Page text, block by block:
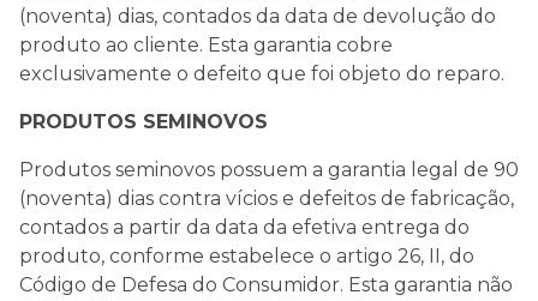
(noventa) dias, contados da data de devolução do
produto ao cliente. Esta garantia cobre
exclusivamente o defeito que foi objeto do reparo.
PRODUTOS SEMINOVOS
Produtos seminovos possuem a garantia legal de 90
(noventa) dias contra vícios e defeitos de fabricação,
contados a partir da data da efetiva entrega do
produto, conforme estabelece o artigo 26, II, do
Código de Defesa do Consumidor. Esta garantia não